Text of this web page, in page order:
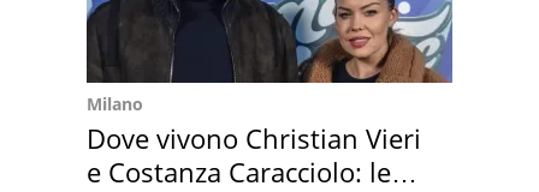
Milano
Dove vivono Christian Vieri
e Costanza Caracciolo: le